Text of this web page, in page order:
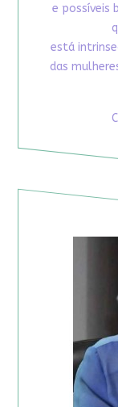
e possíveis
está
das